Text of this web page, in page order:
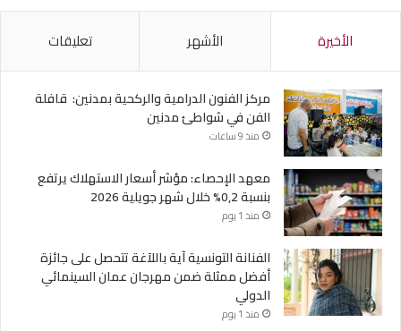
الأخيرة الأشهر تعليقات
مركز الفنون الدرامية والركحية بمدنين: قافلة
الفن في شواطئ مدنين
منذ 9 ساعات
معهد الإحصاء: مؤشر أسعار الاستهلاك يرتفع
بنسبة 0,2% خلال شهر جويلية 2026
منذ 1 يوم
الفنانة التونسية آية باللآغة تتحصل على جائزة
أفضل ممثلة ضمن مهرجان عمان السينمائي
الدولي
منذ 1 يوم